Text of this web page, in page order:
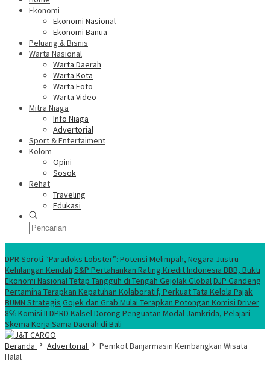
Ekonomi
Ekonomi Nasional
Ekonomi Banua
Peluang & Bisnis
Warta Nasional
Warta Daerah
Warta Kota
Warta Foto
Warta Video
Mitra Niaga
Info Niaga
Advertorial
Sport & Entertaiment
Kolom
Opini
Sosok
Rehat
Traveling
Edukasi
DPR Soroti “Paradoks Lobster”: Potensi Melimpah, Negara Justru
Kehilangan Kendali S&P Pertahankan Rating Kredit Indonesia BBB, Bukti
Ekonomi Nasional Tetap Tangguh di Tengah Gejolak GlobalDJP Gandeng
Pertamina Terapkan Kepatuhan Kolaboratif, Perkuat Tata Kelola Pajak
BUMN Strategis Gojek dan Grab Mulai Terapkan Potongan Komisi Driver
8℅Komisi II DPRD Kalsel Dorong Penguatan Modal Jamkrida, Pelajari
Skema Kerja Sama Daerah di Bali
Beranda
Advertorial
Pemkot Banjarmasin Kembangkan Wisata
Halal